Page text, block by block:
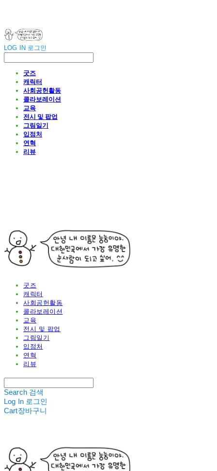
LOG IN 로그인
굿즈
캐릭터
사회공헌활동
콜라보레이션
교육
전시 및 팝업
그림일기
입점처
연혁
리뷰
굿즈
캐릭터
사회공헌활동
콜라보레이션
교육
전시 및 팝업
그림일기
입점처
연혁
리뷰
Search 검색
Log In 로그인
Cart장바구니